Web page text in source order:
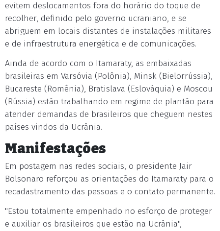
evitem deslocamentos fora do horário do toque de
recolher, definido pelo governo ucraniano, e se
abriguem em locais distantes de instalações militares
e de infraestrutura energética e de comunicações.
Ainda de acordo com o Itamaraty, as embaixadas
brasileiras em Varsóvia (Polônia), Minsk (Bielorrússia),
Bucareste (Romênia), Bratislava (Eslováquia) e Moscou
(Rússia) estão trabalhando em regime de plantão para
atender demandas de brasileiros que cheguem nestes
países vindos da Ucrânia.
Manifestações
Em postagem nas redes sociais, o presidente Jair
Bolsonaro reforçou as orientações do Itamaraty para o
recadastramento das pessoas e o contato permanente.
"Estou totalmente empenhado no esforço de proteger
e auxiliar os brasileiros que estão na Ucrânia",